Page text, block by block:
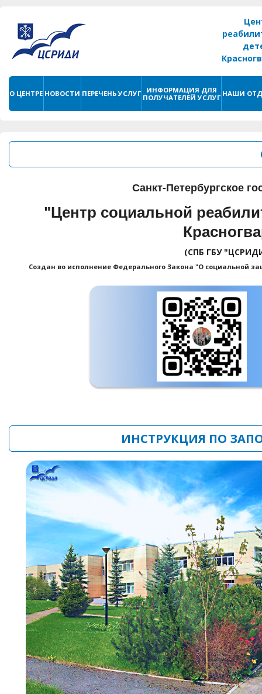
О ЦЕНТРЕ НОВОСТИ ПЕРЕЧЕНЬ УСЛУГ
ИНФОРМАЦИЯ ДЛЯ
ПОЛУЧАТЕЛЕЙ УСЛУГ НАШИ
Санкт-Петербургское
"Центр социальной
(СПБ ГБУ
Создан во исполнение Федерального Закона "О социальной
ИНСТРУКЦИЯ ПО